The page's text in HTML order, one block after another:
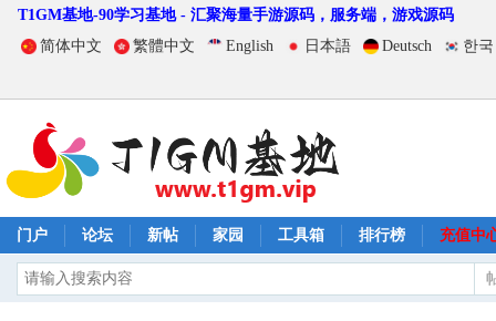
T1GM基地-90学习基地 - 汇聚海量手游源码，服务端，游戏源码
简体中文
繁體中文 English 日本語 Deutsch 한
门户 论坛 新帖 家园 工具箱 排行榜 充值中